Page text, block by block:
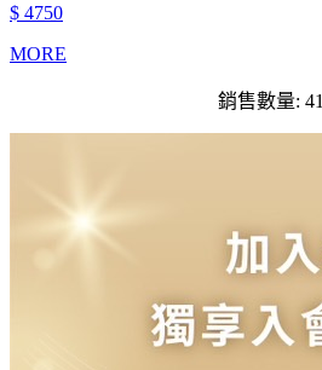
$ 4750
MORE
銷售數量: 41